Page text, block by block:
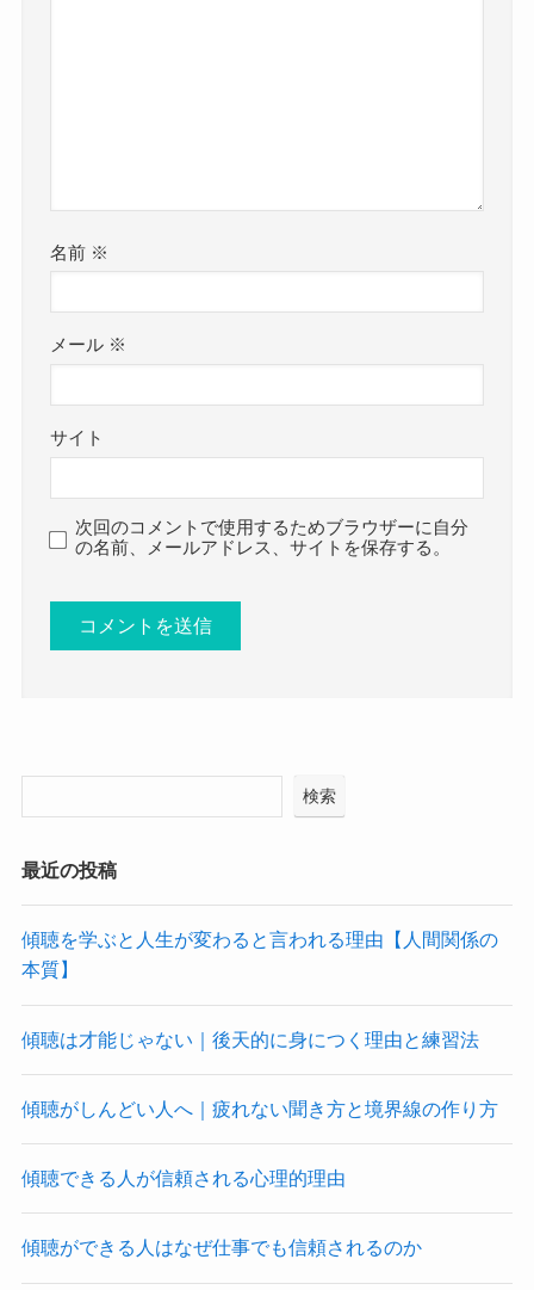
名前 ※
メール ※
サイト
次回のコメントで使用するためブラウザーに自分
の名前、メールアドレス、サイトを保存する。
検索
最近の投稿
傾聴を学ぶと人生が変わると言われる理由【人間関係の
本質】
傾聴は才能じゃない｜後天的に身につく理由と練習法
傾聴がしんどい人へ｜疲れない聞き方と境界線の作り方
傾聴できる人が信頼される心理的理由
傾聴ができる人はなぜ仕事でも信頼されるのか